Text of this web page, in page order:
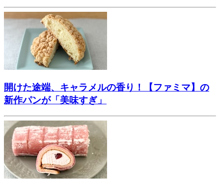
開けた途端、キャラメルの香り！【ファミマ】の
新作パンが「美味すぎ」